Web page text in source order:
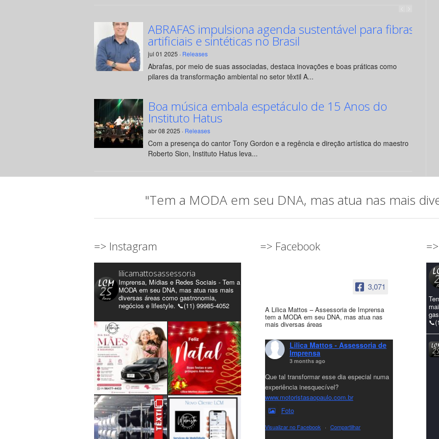
ABRAFAS impulsiona agenda sustentável para fibras
artificiais e sintéticas no Brasil
jul 01 2025 · Releases
Abrafas, por meio de suas associadas, destaca inovações e boas práticas como
pilares da transformação ambiental no setor têxtil A...
Boa música embala espetáculo de 15 Anos do
Instituto Hatus
abr 08 2025 · Releases
Com a presença do cantor Tony Gordon e a regência e direção artística do maestro
Roberto Sion, Instituto Hatus leva...
"Tem a MODA em seu DNA, mas atua nas mais
=> Instagram
lilicamattosassessoria
Imprensa, Mídias e Redes Sociais - Tem a
MODA em seu DNA, mas atua nas mais
diversas áreas como gastronomia,
negócios e lifestyle. 📞(11) 99985-4052
=> Facebook
3,071
A Lilica Mattos – Assessoria de Imprensa
tem a MODA em seu DNA, mas atua nas
mais diversas áreas
Lilica Mattos - Assessoria de
Imprensa
3 months ago
Que tal transformar esse dia especial numa
experiência inesquecível?
www.motoristasaopaulo.com.br
Foto
Visualizar no Facebook · Compartilhar